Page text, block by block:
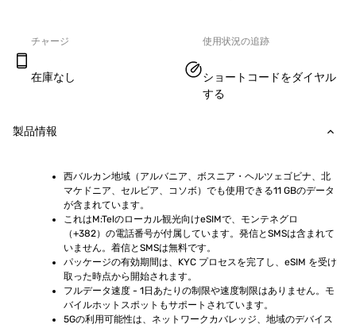
チャージ
在庫なし
使用状況の追跡
ショートコードをダイヤル
する
製品情報
西バルカン地域（アルバニア、ボスニア・ヘルツェゴビナ、北
マケドニア、セルビア、コソボ）でも使用できる11 GBのデータ
が含まれています。
これはM:Telのローカル観光向けeSIMで、モンテネグロ
（+382）の電話番号が付属しています。発信とSMSは含まれて
いません。着信とSMSは無料です。
パッケージの有効期間は、KYC プロセスを完了し、eSIM を受け
取った時点から開始されます。
フルデータ速度 - 1日あたりの制限や速度制限はありません。モ
バイルホットスポットもサポートされています。
5Gの利用可能性は、ネットワークカバレッジ、地域のデバイス